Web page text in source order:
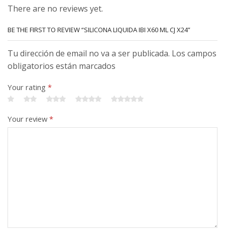
There are no reviews yet.
BE THE FIRST TO REVIEW “SILICONA LIQUIDA IBI X60 ML CJ X24”
Tu dirección de email no va a ser publicada. Los campos
obligatorios están marcados
Your rating *
Your review*